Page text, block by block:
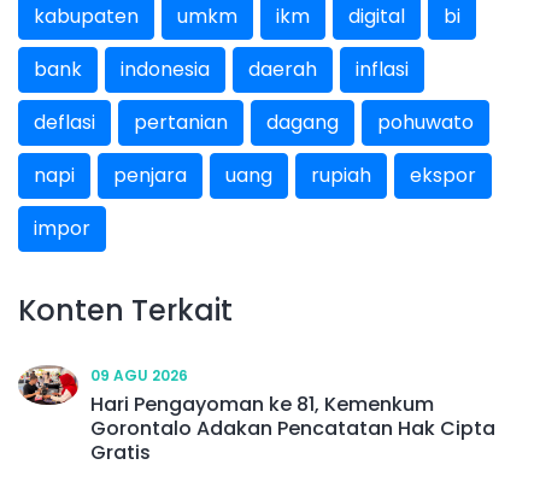
kabupaten
umkm ikm digital
bi
bank
indonesia daerah
inflasi
deflasi
pertanian dagang
pohuwato
napi
penjara uang rupiah
ekspor
impor
Konten Terkait
09 AGU 2026
Hari Pengayoman ke 81, Kemenkum
Gorontalo Adakan Pencatatan Hak Cipta
Gratis